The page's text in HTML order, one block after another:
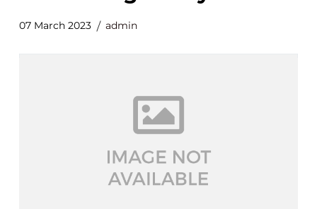
07 March 2023 admin